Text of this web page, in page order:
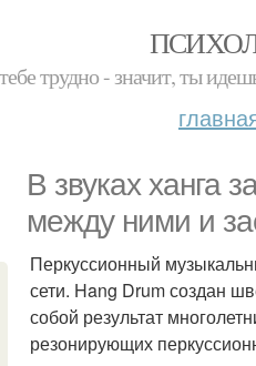
трудно - значит, ты
В звуках ханга
между ними и
Перкуссионный
сети. Hang Drum создан
собой результат
резонирующих